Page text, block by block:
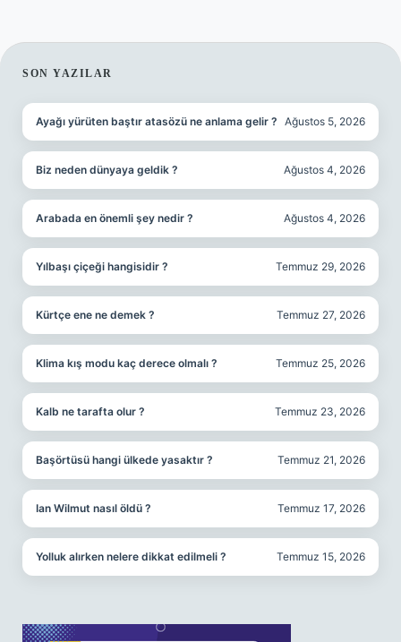
SIDEBAR
SON YAZILAR
Ayağı yürüten baştır atasözü ne anlama gelir ? Ağustos 5, 2026
Biz neden dünyaya geldik ? Ağustos 4, 2026
Arabada en önemli şey nedir ? Ağustos 4, 2026
Yılbaşı çiçeği hangisidir ? Temmuz 29, 2026
Kürtçe ene ne demek ? Temmuz 27, 2026
Klima kış modu kaç derece olmalı ? Temmuz 25, 2026
Kalb ne tarafta olur ? Temmuz 23, 2026
Başörtüsü hangi ülkede yasaktır ? Temmuz 21, 2026
Ian Wilmut nasıl öldü ? Temmuz 17, 2026
Yolluk alırken nelere dikkat edilmeli ? Temmuz 15, 2026